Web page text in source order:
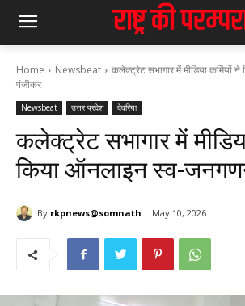
Home Newsbeat
कलेक्ट्रेट सभागार में मीडिया कर्मियों
पंजीकर
Newsbeat उत्तर प्रदेश देवरिया
कलेक्ट्रेट सभागार में
किया ऑनलाइन स्व-
By rkpnews@somnath May 10, 2026